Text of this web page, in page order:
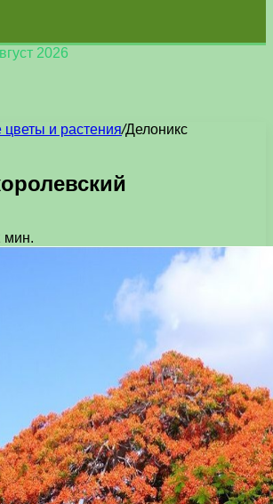
2026
и растения/Делоникс
мин.